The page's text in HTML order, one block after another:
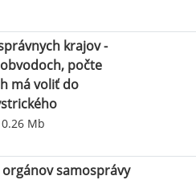
krajov -
počte
má voliť do
Mb
samosprávy